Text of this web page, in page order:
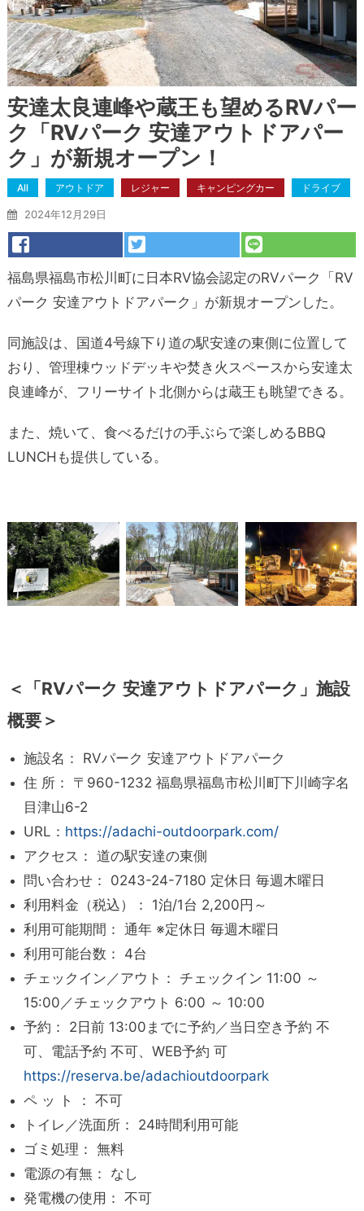
安達太良連峰や蔵王も望めるRVパー
ク「RVパーク 安達アウトドアパー
ク」が新規オープン！
All アウトドア レジャー キャンピングカー ドライブ
2024年12月29日
福島県福島市松川町に日本RV協会認定のRVパーク「RV
パーク 安達アウトドアパーク」が新規オープンした。
同施設は、国道4号線下り道の駅安達の東側に位置して
おり、管理棟ウッドデッキや焚き火スペースから安達太
良連峰が、フリーサイト北側からは蔵王も眺望できる。
また、焼いて、食べるだけの手ぶらで楽しめるBBQ
LUNCHも提供している。
＜「RVパーク 安達アウトドアパーク」施設
概要＞
施設名： RVパーク 安達アウトドアパーク
住 所： 〒960-1232 福島県福島市松川町下川崎字名
目津山6-2
URL： https://adachi-outdoorpark.com/
アクセス： 道の駅安達の東側
問い合わせ： 0243-24-7180 定休日 毎週木曜日
利用料金（税込）： 1泊/1台 2,200円～
利用可能期間： 通年 ※定休日 毎週木曜日
利用可能台数： 4台
チェックイン／アウト： チェックイン 11:00 ～
15:00／チェックアウト 6:00 ～ 10:00
予約： 2日前 13:00までに予約／当日空き予約 不
可、電話予約 不可、WEB予約 可
https://reserva.be/adachioutdoorpark
ペ ッ ト ： 不可
トイレ／洗面所： 24時間利用可能
ゴミ処理： 無料
電源の有無： なし
発電機の使用： 不可